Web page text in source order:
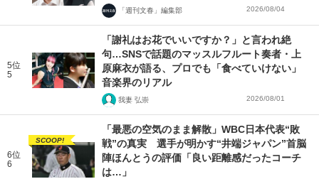
「週刊文春」編集部 2026/08/04
5位
5
「謝礼はお花でいいですか？」と言われ絶
句…SNSで話題のマッスルフルート奏者・上
原麻衣が語る、プロでも「食べていけない」
音楽界のリアル
我妻 弘崇 2026/08/01
6位
6
SCOOP!
「最悪の空気のまま解散」WBC日本代表“敗
戦”の真実 選手が明かす“井端ジャパン”首脳
陣ほんとうの評価「良い距離感だったコーチ
は…」